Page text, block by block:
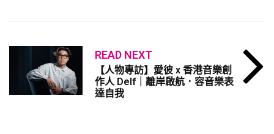
READ NEXT
【人物專訪】愛彼 x 香港音樂創
作人 Delf｜離岸啟航．容音樂表
達自我